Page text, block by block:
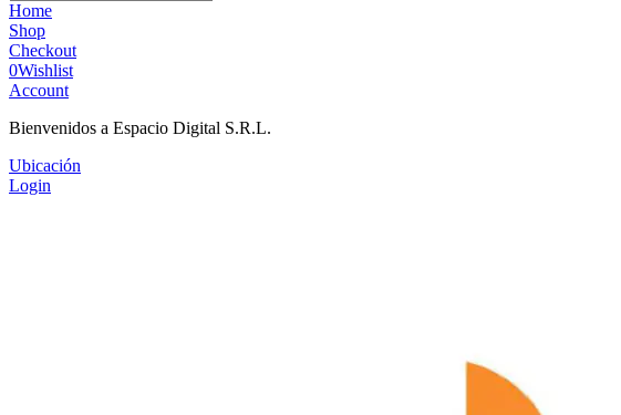
Home
Shop
Checkout
0Wishlist
Account
Bienvenidos a Espacio Digital S.R.L.
Ubicación
Login